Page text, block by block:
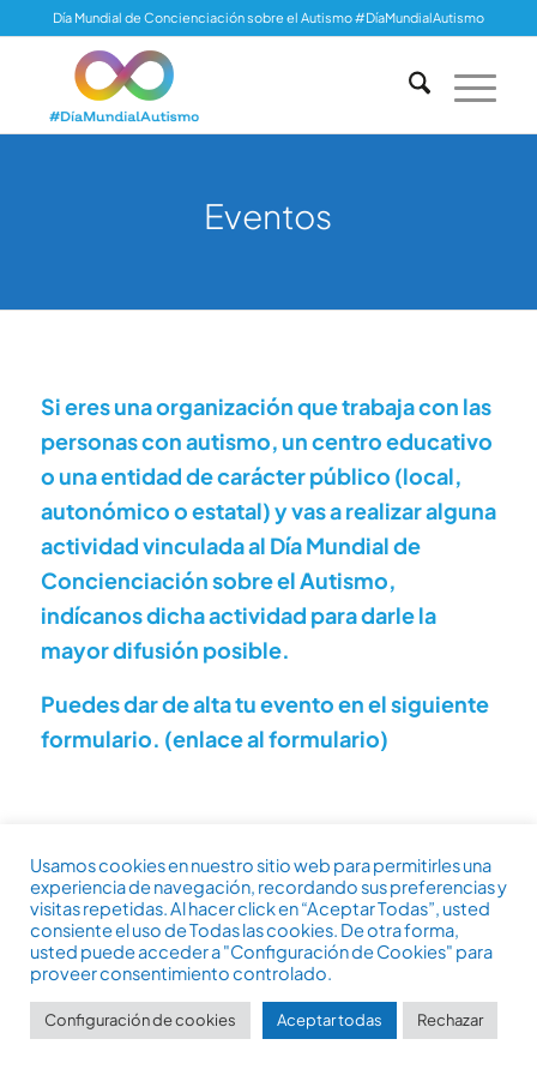
Día Mundial de Concienciación sobre el Autismo #DíaMundialAutismo
Eventos
Si eres una organización que trabaja con las
personas con autismo, un centro educativo
o una entidad de carácter público (local,
autonómico o estatal) y vas a realizar alguna
actividad vinculada al Día Mundial de
Concienciación sobre el Autismo,
indícanos dicha actividad para darle la
mayor difusión posible.
Puedes dar de alta tu evento en el siguiente
formulario. (enlace al formulario)
Derechos reservados, 2026: Confederación Autismo España. Día
Mundial de Concienciación sobre el Autismo.
Súmate Ilumina de Azul Autismo Europa
Usamos cookies en nuestro sitio web para permitirles una
experiencia de navegación, recordando sus preferencias y
visitas repetidas. Al hacer click en “Aceptar Todas”, usted
consiente el uso de Todas las cookies. De otra forma,
usted puede acceder a "Configuración de Cookies" para
proveer consentimiento controlado.
Configuración de cookies Aceptar todas Rechazar